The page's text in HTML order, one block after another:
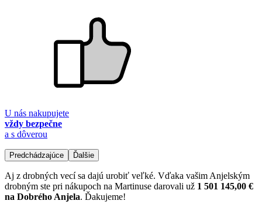
U nás nakupujete
vždy bezpečne
a s dôverou
Predchádzajúce Ďalšie
Aj z drobných vecí sa dajú urobiť veľké. Vďaka vašim Anjelským
drobným ste pri nákupoch na Martinuse darovali už 1 501 145,00 €
na Dobrého Anjela. Ďakujeme!